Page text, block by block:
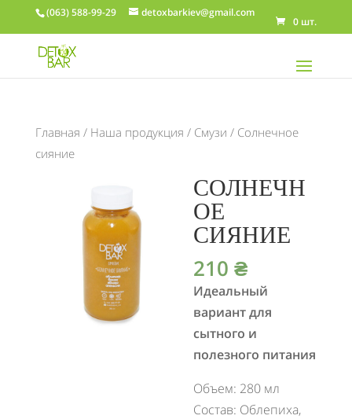
(063) 588-99-29 detoxbarkiev@gmail.com
0 шт.
Главная / Наша продукция / Смузи / Солнечное
сияние
СОЛНЕЧН
ОЕ
СИЯНИЕ
210 ₴
Идеальный
вариант для
сытного и
полезного питания
Объем: 280 мл
Состав: Облепиха,